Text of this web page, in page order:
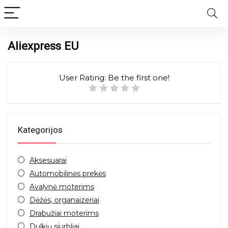
Aliexpress EU
User Rating: Be the first one!
Kategorijos
Aksesuarai
Automobilinės prekės
Avalynė moterims
Dėžės, organaizeriai
Drabužiai moterims